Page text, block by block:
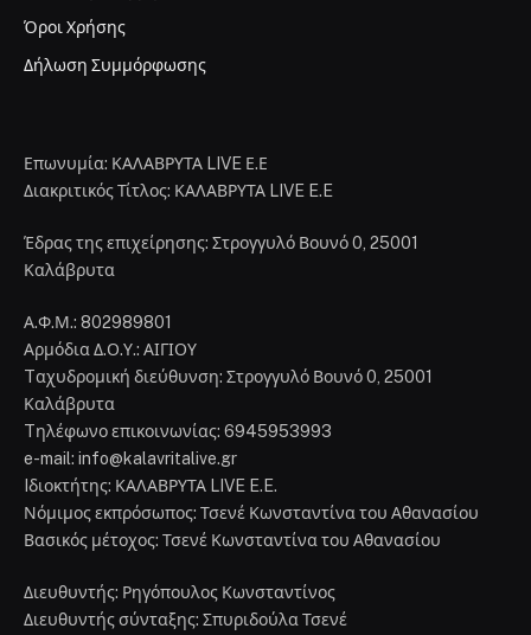
Όροι Χρήσης
Δήλωση Συμμόρφωσης
Επωνυμία: ΚΑΛΑΒΡΥΤΑ LIVE Ε.Ε
Διακριτικός Τίτλος: ΚΑΛΑΒΡΥΤΑ LIVE E.E
Έδρας της επιχείρησης: Στρογγυλό Βουνό 0, 25001
Καλάβρυτα
Α.Φ.Μ.: 802989801
Αρμόδια Δ.Ο.Υ.: ΑΙΓΙΟΥ
Tαχυδρομική διεύθυνση: Στρογγυλό Βουνό 0, 25001
Καλάβρυτα
Tηλέφωνο επικοινωνίας: 6945953993
e-mail: info@kalavritalive.gr
Iδιοκτήτης: ΚΑΛΑΒΡΥΤΑ LIVE E.E.
Νόμιμος εκπρόσωπος: Τσενέ Κωνσταντίνα του Αθανασίου
Βασικός μέτοχος: Τσενέ Κωνσταντίνα του Αθανασίου
Διευθυντής: Ρηγόπουλος Κωνσταντίνος
Διευθυντής σύνταξης: Σπυριδούλα Τσενέ